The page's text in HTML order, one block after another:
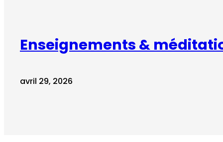
Enseignements &
avril 29, 2026